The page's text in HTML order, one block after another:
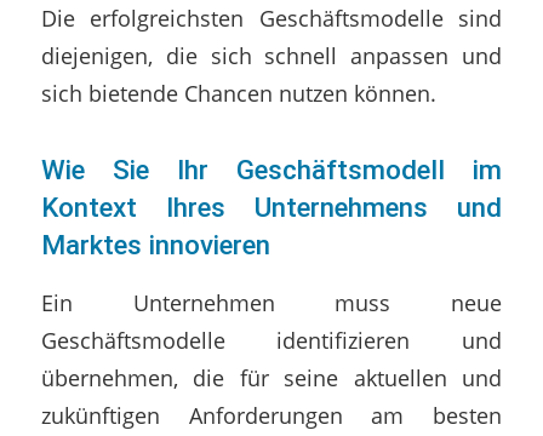
Die erfolgreichsten Geschäftsmodelle sind
diejenigen, die sich schnell anpassen und
sich bietende Chancen nutzen können.
Wie Sie Ihr Geschäftsmodell im
Kontext Ihres Unternehmens und
Marktes innovieren
Ein Unternehmen muss neue
Geschäftsmodelle identifizieren und
übernehmen, die für seine aktuellen und
zukünftigen Anforderungen am besten